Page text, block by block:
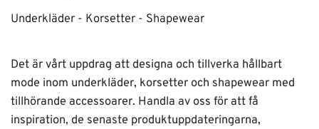
Underkläder - Korsetter - Shapewear
Det är vårt uppdrag att designa och tillverka hållbart
mode inom underkläder, korsetter och shapewear med
tillhörande accessoarer. Handla av oss för att få
inspiration, de senaste produktuppdateringarna,